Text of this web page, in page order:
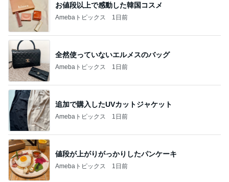
お値段以上で感動した韓国コスメ
Amebaトピックス 1日前
全然使っていないエルメスのバッグ
Amebaトピックス 1日前
追加で購入したUVカットジャケット
Amebaトピックス 1日前
値段が上がりがっかりしたパンケーキ
Amebaトピックス 1日前